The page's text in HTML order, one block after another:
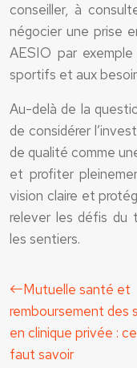
conseiller, à
négocier une prise
AESIO par
sportifs et aux
Au-delà de la
de considérer
de qualité comme
et profiter
vision claire et
relever les défis du
les sentiers.
Mutuelle santé et
remboursement des
en clinique privée : ce
faut savoir